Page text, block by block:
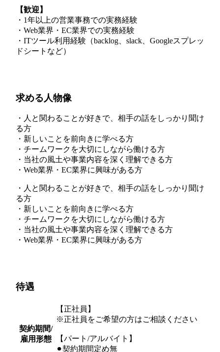
【歓迎】
・1年以上の営業事務での実務経験
・Web業界・EC業界での実務経験
・ITツール利用経験（backlog、slack、Googleスプレッ
ドシートなど）
求める人物像
・人と関わることが好きで、相手の話をしっかり聞け
る方
・新しいことを前向きに学べる方
・チームワークを大切にしながら働ける方
・当社の風土や事業内容を深く理解できる方
・Web業界・EC業界に興味がある方
・人と関わることが好きで、相手の話をしっかり聞け
る方
・新しいことを前向きに学べる方
・チームワークを大切にしながら働ける方
・当社の風土や事業内容を深く理解できる方
・Web業界・EC業界に興味がある方
待遇
契約期間/
雇用形態
【正社員】
※正社員をご希望の方はご相談ください
【パート/アルバイト】
⚫︎契約期間定め無